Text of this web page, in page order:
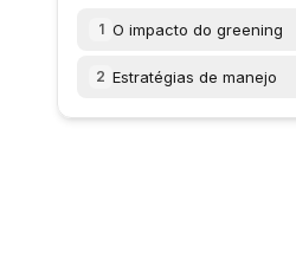
1 O impacto do greening
2 Estratégias de manejo